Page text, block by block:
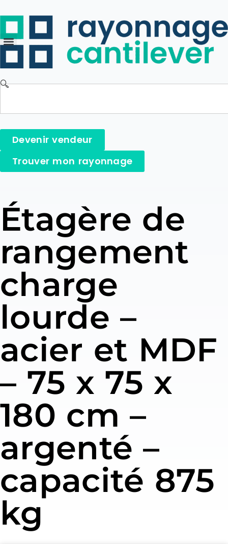
Devenir vendeur
Trouver mon rayonnage
Étagère de
rangement
charge
lourde –
acier et MDF
– 75 x 75 x
180 cm –
argenté –
capacité 875
kg